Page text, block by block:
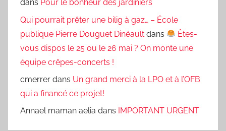
dans Pour le bonheur des jardiniers
Qui pourrait prêter une bilig à gaz… – École
publique Pierre Douguet Dinéault dans
Êtes-
vous dispos le 25 ou le 26 mai ? On monte une
équipe crêpes-concerts !
cmerrer dans Un grand merci à la LPO et à l’OFB
qui a financé ce projet!
Annael maman aelia dans IMPORTANT URGENT